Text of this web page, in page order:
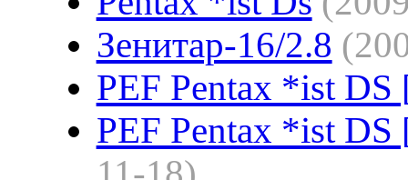
Зенитар-16/2.8
PEF Pentax *ist
PEF Pentax *ist DS